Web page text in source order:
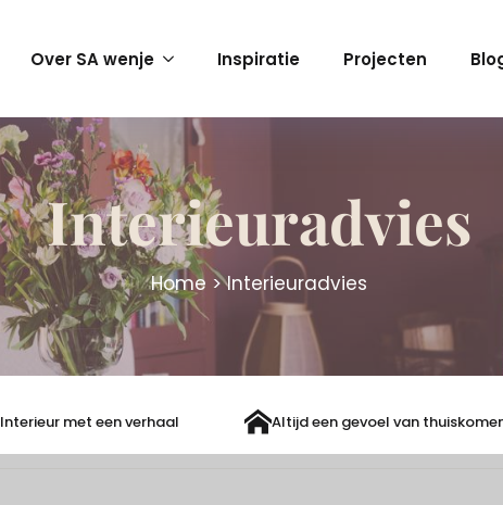
Over SA wenje Inspiratie Projecten
Interieuradvies
Home >Interieuradvies
Interieur met een verhaal Altijd een gevoel van